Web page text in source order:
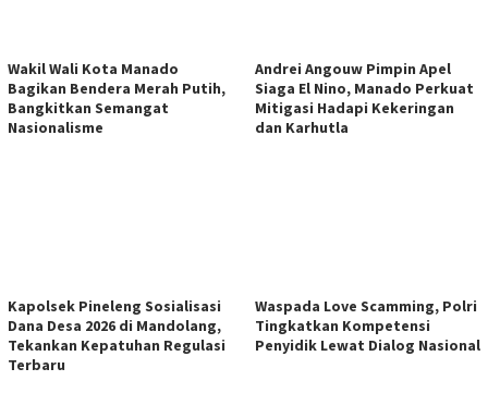
Wakil Wali Kota Manado
Bagikan Bendera Merah Putih,
Bangkitkan Semangat
Nasionalisme
Andrei Angouw Pimpin Apel
Siaga El Nino, Manado Perkuat
Mitigasi Hadapi Kekeringan
dan Karhutla
Kapolsek Pineleng Sosialisasi
Dana Desa 2026 di Mandolang,
Tekankan Kepatuhan Regulasi
Terbaru
Waspada Love Scamming, Polri
Tingkatkan Kompetensi
Penyidik Lewat Dialog Nasional